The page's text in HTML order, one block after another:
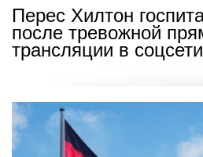
Перес Хилтон
после тревожной
трансляции в соцсети